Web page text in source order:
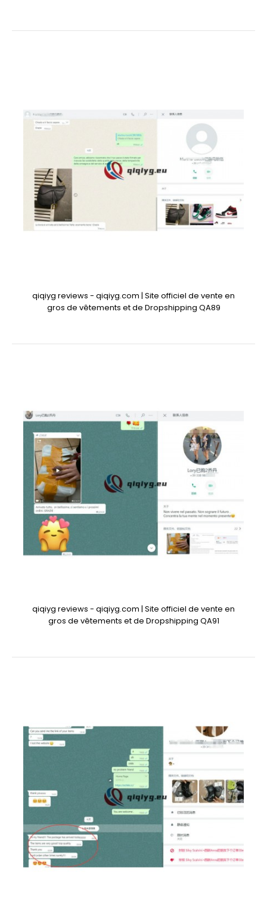
qiqiyg reviews - qiqiyg.com | Site officiel de vente en
gros de vêtements et de Dropshipping QA89
qiqiyg reviews - qiqiyg.com | Site officiel de vente en
gros de vêtements et de Dropshipping QA91